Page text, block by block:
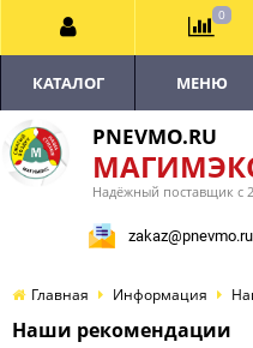
PNEVMO.RU
Надёжный поставщик с
zakaz@pnevmo.ru
КАТАЛОГ МЕНЮ
Главная Информация
Наши рекомендации
0